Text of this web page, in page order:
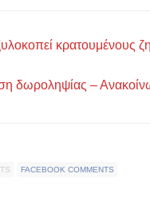
κρατουμένους
δωροληψίας –
FACEBOOK COMMENTS